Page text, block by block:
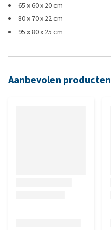
65 x 60 x 20 cm
80 x 70 x 22 cm
95 x 80 x 25 cm
Aanbevolen producten